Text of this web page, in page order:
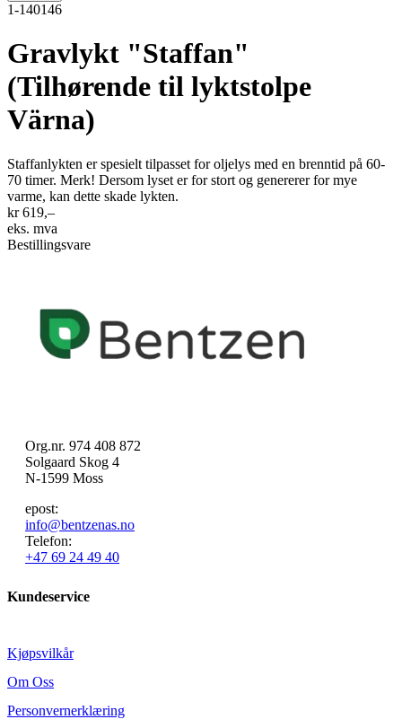
1-140146
Gravlykt "Staffan"
(Tilhørende til lyktstolpe
Värna)
Staffanlykten er spesielt tilpasset for oljelys med en brenntid på 60-
70 timer. Merk! Dersom lyset er for stort og genererer for mye
varme, kan dette skade lykten.
kr 619,–
eks. mva
Bestillingsvare
Org.nr. 974 408 872
Solgaard Skog 4
N-1599 Moss
epost:
info@bentzenas.no
Telefon:
+47 69 24 49 40
Kundeservice
Kjøpsvilkår
Om Oss
Personvernerklæring